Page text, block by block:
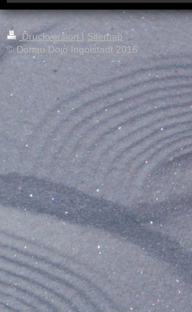
Druckversion
Sitemap
© Donau Dojo Ingolstadt 2016